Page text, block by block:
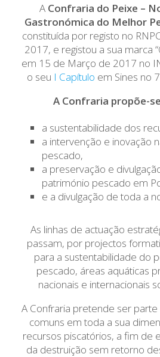
A Confraria do Peixe –
Gastronómica do Melhor
constituída por registo no
2017, e registou a sua marca
em 15 de Março de 2017 no
o seu I Capítulo em Sines no
A Confraria propõe-
a sustentabilidade dos
a intervenção e inovação
pescado,
a preservação e
património pescado em
e a divulgação de toda a
As linhas de actuação
passam, por projectos
para a sustentabilidade do
pescado, áreas aquáticas
nacionais e internacionais
A Confraria pretende ser
comuns em toda a sua
recursos piscatórios, a fim de
da destruição sem retorno